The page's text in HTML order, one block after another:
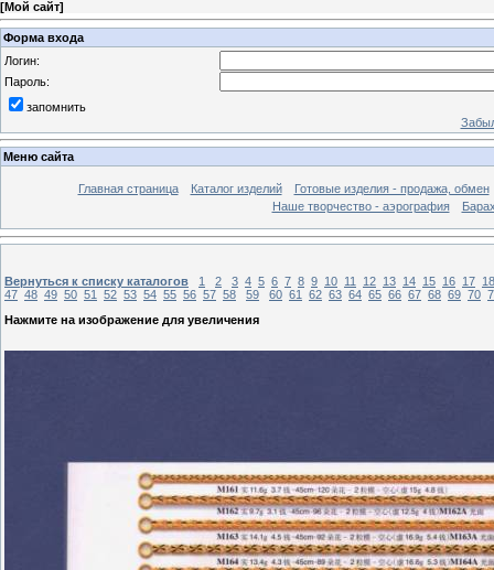
[Мой сайт]
Форма входа
Логин:
Пароль:
запомнить
Меню сайта
Главная страница Каталог изделий
Готовые изделия - продажа, обмен
Наше творчество - аэрография
Вернуться к списку каталогов 1 2 3 4 5 6 7 8 9 10 11 12 13 14 15 16 17 18
47 48 49 50 51 52 53 54 55 56 57 58 59 60 61 62 63 64 65 66 67 68 69 70
Нажмите на изображение для увеличения